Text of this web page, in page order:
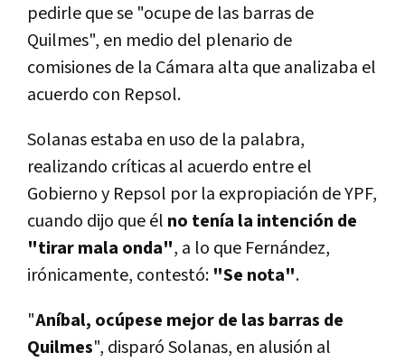
pedirle que se "ocupe de las barras de
Quilmes", en medio del plenario de
comisiones de la Cámara alta que analizaba el
acuerdo con Repsol.
Solanas estaba en uso de la palabra,
realizando críticas al acuerdo entre el
Gobierno y Repsol por la expropiación de YPF,
cuando dijo que él no tenía la intención de
"tirar mala onda", a lo que Fernández,
irónicamente, contestó: "Se nota".
"Aníbal, ocúpese mejor de las barras de
Quilmes", disparó Solanas, en alusión al